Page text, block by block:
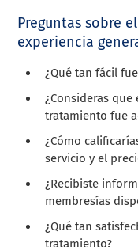
Preguntas sobre
experiencia
¿Qué tan fácil
¿Consideras
tratamiento fue
¿Cómo
servicio y el
¿Recibiste
membresías
¿Qué tan
tratamiento?